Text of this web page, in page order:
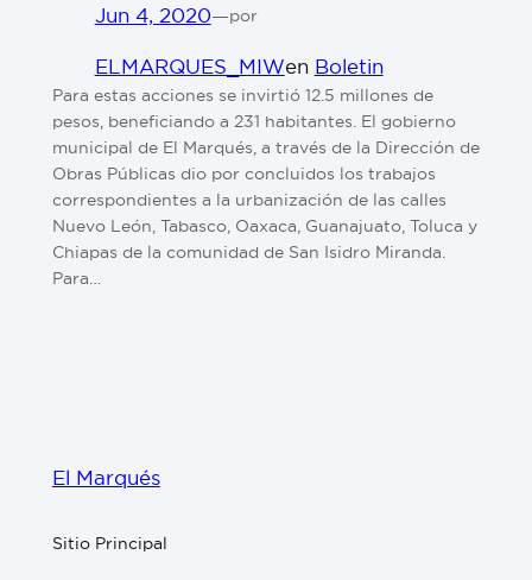
Jun 4, 2020—por
ELMARQUES_MIWen Boletin
Para estas acciones se invirtió 12.5 millones de
pesos, beneficiando a 231 habitantes. El gobierno
municipal de El Marqués, a través de la Dirección de
Obras Públicas dio por concluidos los trabajos
correspondientes a la urbanización de las calles
Nuevo León, Tabasco, Oaxaca, Guanajuato, Toluca y
Chiapas de la comunidad de San Isidro Miranda.
Para…
El Marqués
Sitio Principal